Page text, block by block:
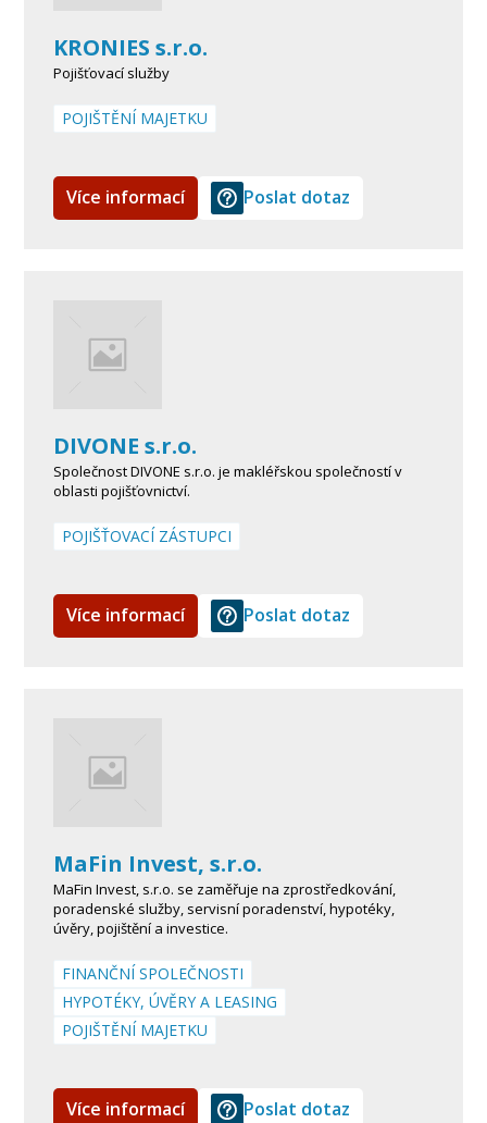
KRONIES s.r.o.
Pojišťovací služby
POJIŠTĚNÍ MAJETKU
Více informací Poslat dotaz
DIVONE s.r.o.
Společnost DIVONE s.r.o. je makléřskou společností v
oblasti pojišťovnictví.
POJIŠŤOVACÍ ZÁSTUPCI
Více informací Poslat dotaz
MaFin Invest, s.r.o.
MaFin Invest, s.r.o. se zaměřuje na zprostředkování,
poradenské služby, servisní poradenství, hypotéky,
úvěry, pojištění a investice.
FINANČNÍ SPOLEČNOSTI
HYPOTÉKY, ÚVĚRY A LEASING
POJIŠTĚNÍ MAJETKU
Více informací Poslat dotaz